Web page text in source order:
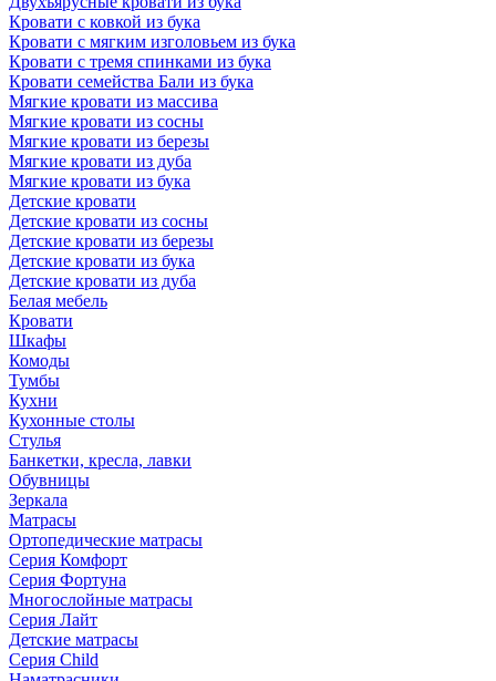
Кровати с ковкой из бука
Кровати с мягким изголовьем из бука
Кровати с тремя спинками из бука
Кровати семейства Бали из бука
Мягкие кровати из массива
Мягкие кровати из сосны
Мягкие кровати из березы
Мягкие кровати из дуба
Мягкие кровати из бука
Детские кровати
Детские кровати из сосны
Детские кровати из березы
Детские кровати из бука
Детские кровати из дуба
Белая мебель
Кровати
Шкафы
Комоды
Тумбы
Кухни
Кухонные столы
Стулья
Банкетки, кресла, лавки
Обувницы
Зеркала
Матрасы
Ортопедические матрасы
Серия Комфорт
Серия Фортуна
Многослойные матрасы
Серия Лайт
Детские матрасы
Серия Child